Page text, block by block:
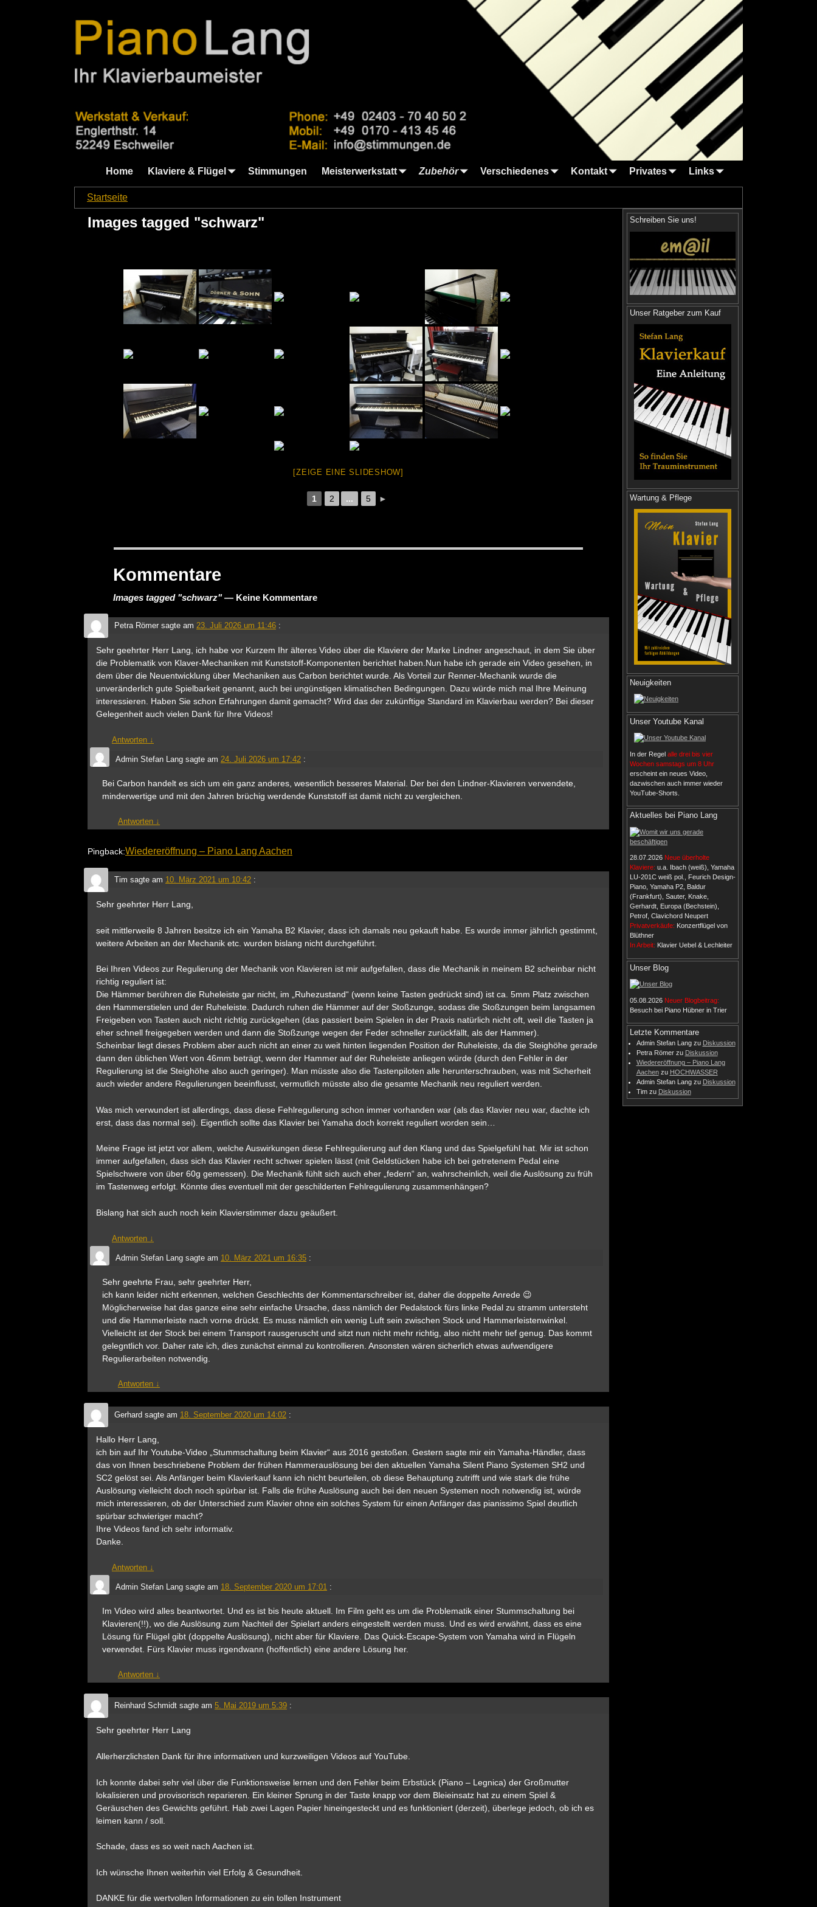
Home Klaviere & Flügel Stimmungen Meisterwerkstatt Zubehör Verschiedenes Kontakt Privates Links
Startseite
Images tagged "schwarz"
[ZEIGE EINE SLIDESHOW]
1 2 ... 5 ►
Kommentare
Images tagged "schwarz"— Keine Kommentare
Petra Römer sagte am 23. Juli 2026 um 11:46 :
Sehr geehrter Herr Lang, ich habe vor Kurzem Ihr älteres Video über die Klaviere der Marke Lindner angeschaut, in dem Sie über
die Problematik von Klaver-Mechaniken mit Kunststoff-Komponenten berichtet haben.Nun habe ich gerade ein Video gesehen, in
dem über die Neuentwicklung über Mechaniken aus Carbon berichtet wurde. Als Vorteil zur Renner-Mechanik wurde die
unveränderlich gute Spielbarkeit genannt, auch bei ungünstigen klimatischen Bedingungen. Dazu würde mich mal Ihre Meinung
interessieren. Haben Sie schon Erfahrungen damit gemacht? Wird das der zukünftige Standard im Klavierbau werden? Bei dieser
Gelegenheit auch vielen Dank für Ihre Videos!
Antworten ↓
Admin Stefan Lang sagte am 24. Juli 2026 um 17:42 :
Bei Carbon handelt es sich um ein ganz anderes, wesentlich besseres Material. Der bei den Lindner-Klavieren verwendete,
minderwertige und mit den Jahren brüchig werdende Kunststoff ist damit nicht zu vergleichen.
Antworten ↓
Pingback:Wiedereröffnung – Piano Lang Aachen
Tim sagte am 10. März 2021 um 10:42 :
Sehr geehrter Herr Lang,
seit mittlerweile 8 Jahren besitze ich ein Yamaha B2 Klavier, dass ich damals neu gekauft habe. Es wurde immer jährlich gestimmt,
weitere Arbeiten an der Mechanik etc. wurden bislang nicht durchgeführt.
Bei Ihren Videos zur Regulierung der Mechanik von Klavieren ist mir aufgefallen, dass die Mechanik in meinem B2 scheinbar nicht
richtig reguliert ist:
Die Hämmer berühren die Ruheleiste gar nicht, im „Ruhezustand“ (wenn keine Tasten gedrückt sind) ist ca. 5mm Platz zwischen
den Hammerstielen und der Ruheleiste. Dadurch ruhen die Hämmer auf der Stoßzunge, sodass die Stoßzungen beim langsamen
Freigeben von Tasten auch nicht richtig zurückgehen (das passiert beim Spielen in der Praxis natürlich nicht oft, weil die Tasten ja
eher schnell freigegeben werden und dann die Stoßzunge wegen der Feder schneller zurückfällt, als der Hammer).
Scheinbar liegt dieses Problem aber auch nicht an einer zu weit hinten liegenden Position der Ruheleiste, da die Steighöhe gerade
dann den üblichen Wert von 46mm beträgt, wenn der Hammer auf der Ruheleiste anliegen würde (durch den Fehler in der
Regulierung ist die Steighöhe also auch geringer). Man müsste also die Tastenpiloten alle herunterschrauben, was mit Sicherheit
auch wieder andere Regulierungen beeinflusst, vermutlich müsste also die gesamte Mechanik neu reguliert werden.
Was mich verwundert ist allerdings, dass diese Fehlregulierung schon immer vorhanden war (als das Klavier neu war, dachte ich
erst, dass das normal sei). Eigentlich sollte das Klavier bei Yamaha doch korrekt reguliert worden sein…
Meine Frage ist jetzt vor allem, welche Auswirkungen diese Fehlregulierung auf den Klang und das Spielgefühl hat. Mir ist schon
immer aufgefallen, dass sich das Klavier recht schwer spielen lässt (mit Geldstücken habe ich bei getretenem Pedal eine
Spielschwere von über 60g gemessen). Die Mechanik fühlt sich auch eher „federn“ an, wahrscheinlich, weil die Auslösung zu früh
im Tastenweg erfolgt. Könnte dies eventuell mit der geschilderten Fehlregulierung zusammenhängen?
Bislang hat sich auch noch kein Klavierstimmer dazu geäußert.
Antworten ↓
Admin Stefan Lang sagte am 10. März 2021 um 16:35 :
Sehr geehrte Frau, sehr geehrter Herr,
ich kann leider nicht erkennen, welchen Geschlechts der Kommentarschreiber ist, daher die doppelte Anrede 😉
Möglicherweise hat das ganze eine sehr einfache Ursache, dass nämlich der Pedalstock fürs linke Pedal zu stramm untersteht
und die Hammerleiste nach vorne drückt. Es muss nämlich ein wenig Luft sein zwischen Stock und Hammerleistenwinkel.
Vielleicht ist der Stock bei einem Transport rausgeruscht und sitzt nun nicht mehr richtig, also nicht mehr tief genug. Das kommt
gelegntlich vor. Daher rate ich, dies zunächst einmal zu kontrollieren. Ansonsten wären sicherlich etwas aufwendigere
Regulierarbeiten notwendig.
Antworten ↓
Gerhard sagte am 18. September 2020 um 14:02 :
Hallo Herr Lang,
ich bin auf Ihr Youtube-Video „Stummschaltung beim Klavier“ aus 2016 gestoßen. Gestern sagte mir ein Yamaha-Händler, dass
das von Ihnen beschriebene Problem der frühen Hammerauslösung bei den aktuellen Yamaha Silent Piano Systemen SH2 und
SC2 gelöst sei. Als Anfänger beim Klavierkauf kann ich nicht beurteilen, ob diese Behauptung zutrifft und wie stark die frühe
Auslösung vielleicht doch noch spürbar ist. Falls die frühe Auslösung auch bei den neuen Systemen noch notwendig ist, würde
mich interessieren, ob der Unterschied zum Klavier ohne ein solches System für einen Anfänger das pianissimo Spiel deutlich
spürbar schwieriger macht?
Ihre Videos fand ich sehr informativ.
Danke.
Antworten ↓
Admin Stefan Lang sagte am 18. September 2020 um 17:01 :
Im Video wird alles beantwortet. Und es ist bis heute aktuell. Im Film geht es um die Problematik einer Stummschaltung bei
Klavieren(!!), wo die Auslösung zum Nachteil der Spielart anders eingestellt werden muss. Und es wird erwähnt, dass es eine
Lösung für Flügel gibt (doppelte Auslösung), nicht aber für Klaviere. Das Quick-Escape-System von Yamaha wird in Flügeln
verwendet. Fürs Klavier muss irgendwann (hoffentlich) eine andere Lösung her.
Antworten ↓
Reinhard Schmidt sagte am 5. Mai 2019 um 5:39 :
Sehr geehrter Herr Lang
Allerherzlichsten Dank für ihre informativen und kurzweiligen Videos auf YouTube.
Ich konnte dabei sehr viel über die Funktionsweise lernen und den Fehler beim Erbstück (Piano – Legnica) der Großmutter
lokalisieren und provisorisch reparieren. Ein kleiner Sprung in der Taste knapp vor dem Bleieinsatz hat zu einem Spiel &
Geräuschen des Gewichts geführt. Hab zwei Lagen Papier hineingesteckt und es funktioniert (derzeit), überlege jedoch, ob ich es
leimen kann / soll.
Schade, dass es so weit nach Aachen ist.
Ich wünsche Ihnen weiterhin viel Erfolg & Gesundheit.
DANKE für die wertvollen Informationen zu ein tollen Instrument
Schreiben Sie uns!
Unser Ratgeber zum Kauf
Wartung & Pflege
Neuigkeiten
Unser Youtube Kanal
In der Regel alle drei bis vier
Wochen samstags um 8 Uhr
erscheint ein neues Video,
dazwischen auch immer wieder
YouTube-Shorts.
Aktuelles bei Piano Lang
28.07.2026 Neue überholte
Klaviere: u.a. Ibach (weiß), Yamaha
LU-201C weiß pol., Feurich Design-
Piano, Yamaha P2, Baldur
(Frankfurt), Sauter, Knake,
Gerhardt, Europa (Bechstein),
Petrof, Clavichord Neupert
Privatverkäufe: Konzertflügel von
Blüthner
In Arbeit: Klavier Uebel & Lechleiter
Unser Blog
05.08.2026 Neuer Blogbeitrag:
Besuch bei Piano Hübner in Trier
Letzte Kommentare
Admin Stefan Langzu Diskussion
Petra Römerzu Diskussion
Wiedereröffnung – Piano Lang
Aachenzu HOCHWASSER
Admin Stefan Langzu Diskussion
Timzu Diskussion